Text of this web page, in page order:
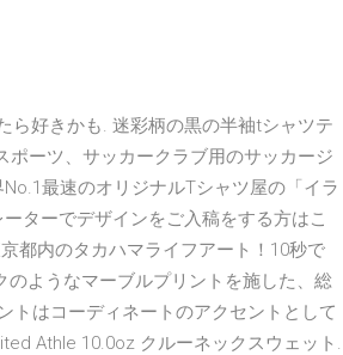
ら好きかも. 迷彩柄の黒の半袖tシャツテ
ポーツ、サッカークラブ用のサッカージ
最速のオリジナルTシャツ屋の「イラ
ターでデザインをご入稿をする方はこ
都内のタカハマライフアート！10秒で
ようなマーブルプリントを施した、総
トはコーディネートのアクセントとして
Athle 10.0oz クルーネックスウェット.